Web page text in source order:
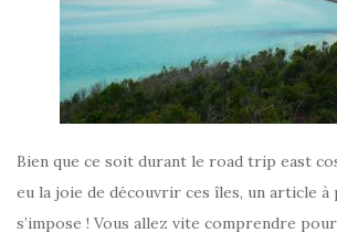
Bien que ce soit durant le road trip east
eu la joie de découvrir ces îles, un article
s’impose ! Vous allez vite comprendre